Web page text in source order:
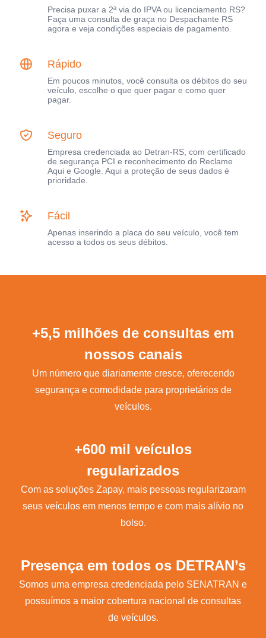
Precisa puxar a 2ª via do IPVA ou licenciamento RS?
Faça uma consulta de graça no Despachante RS
agora e veja condições especiais de pagamento.
Rápido
Em poucos minutos, você consulta os débitos do seu
veículo, escolhe o que quer pagar e como quer
pagar.
Seguro
Empresa credenciada ao Detran-RS, com certificado
de segurança PCI e reconhecimento do Reclame
Aqui e Google. Aqui a proteção de seus dados é
prioridade.
Fácil
Apenas inserindo a placa do seu veículo, você tem
acesso a todos os seus débitos.
+5,5 milhões de consultas em
nossos canais
Um número que diariamente cresce, oferecendo
segurança e comodidade para proprietários de
veículos.
+600 mil veículos
regularizados
Com as soluções Zapay, mais pessoas regularizaram
seus veículos em menos tempo e com mais alívio no
bolso.
Presença em todos os DETRAN’s
Somos uma empresa credenciada pelo SENATRAN e
possuímos a maior cobertura nacional de consultas
de veículos.